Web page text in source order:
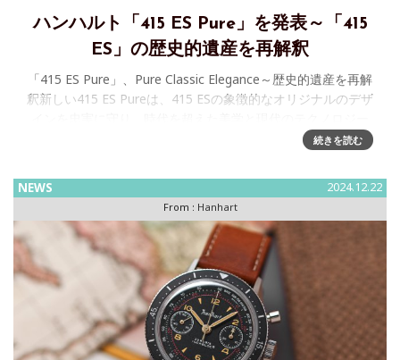
ハンハルト「415 ES Pure」を発表～「415
ES」の歴史的遺産を再解釈
「415 ES Pure」、Pure Classic Elegance～歴史的遺産を再解
釈新しい415 ES Pureは、415 ESの象徴的なオリジナルのデザ
続きを読む
NEWS 2024.12.22
From : Hanhart